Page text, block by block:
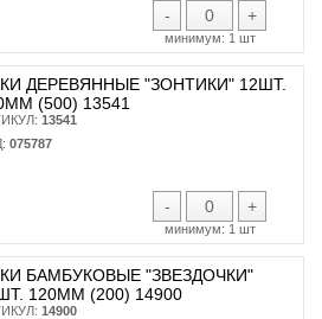
- +
минимум: 1 шт
ДЕРЕВЯННЫЕ "ЗОНТИКИ" 12ШТ.
(500) 13541
13541
075787
- +
минимум: 1 шт
БАМБУКОВЫЕ "ЗВЕЗДОЧКИ"
120ММ (200) 14900
14900